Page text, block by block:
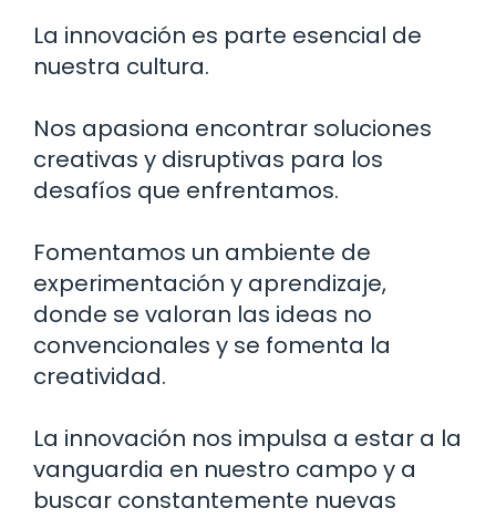
La innovación es parte esencial de
nuestra cultura.
Nos apasiona encontrar soluciones
creativas y disruptivas para los
desafíos que enfrentamos.
Fomentamos un ambiente de
experimentación y aprendizaje,
donde se valoran las ideas no
convencionales y se fomenta la
creatividad.
La innovación nos impulsa a estar a la
vanguardia en nuestro campo y a
buscar constantemente nuevas